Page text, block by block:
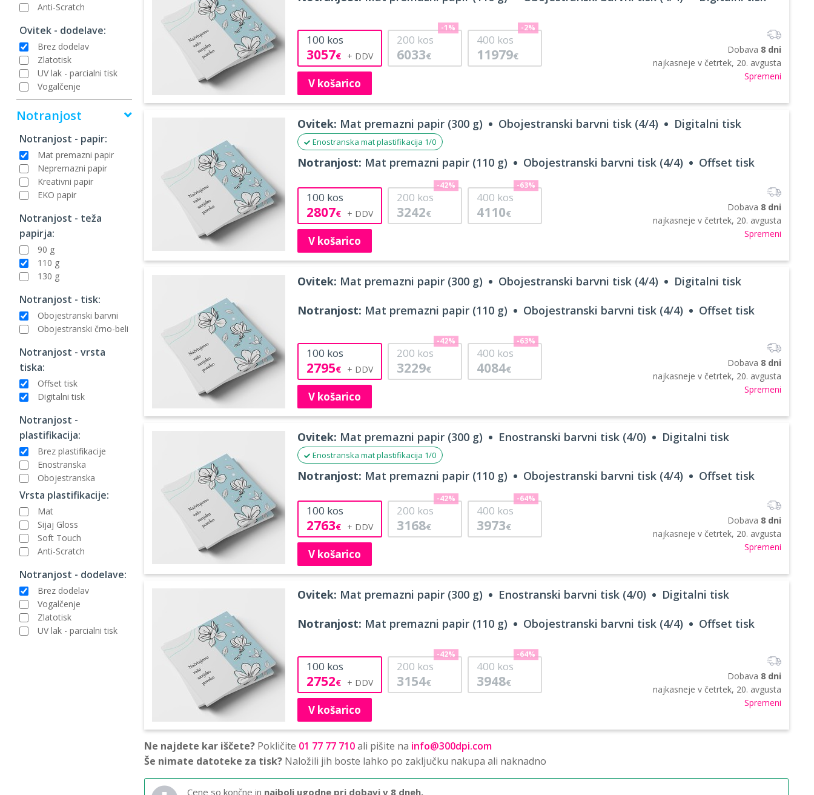
Anti-Scratch
Ovitek - dodelave:
Brez dodelav
Zlatotisk
UV lak - parcialni tisk
Vogalčenje
Notranjost
Notranjost - papir:
Mat premazni papir
Nepremazni papir
Kreativni papir
EKO papir
Notranjost - teža
papirja:
90 g
110 g
130 g
Notranjost - tisk:
Obojestranski barvni
Obojestranski črno-beli
Notranjost - vrsta
tiska:
Offset tisk
Digitalni tisk
Notranjost -
plastifikacija:
Brez plastifikacije
Enostranska
Obojestranska
Vrsta plastifikacije:
Mat
Sijaj Gloss
Soft Touch
Anti-Scratch
Notranjost - dodelave:
Brez dodelav
Vogalčenje
Zlatotisk
UV lak - parcialni tisk
100 kos
3057€
200 kos
6033€
-1%
400 kos
11979€
-2%
V košarico
Dobava 8 dni
najkasneje v četrtek, 20. avgusta
Spremeni
Ovitek: Mat premazni papir (300 g) Obojestranski barvni tisk (4/4) Digitalni tisk
Enostranska mat plastifikacija 1/0
Notranjost: Mat premazni papir (110 g) Obojestranski barvni tisk (4/4) Offset tisk
100 kos
2807€
200 kos
3242€
-42%
400 kos
4110€
-63%
V košarico
Dobava 8 dni
najkasneje v četrtek, 20. avgusta
Spremeni
Ovitek: Mat premazni papir (300 g) Obojestranski barvni tisk (4/4) Digitalni tisk
Notranjost: Mat premazni papir (110 g) Obojestranski barvni tisk (4/4) Offset tisk
100 kos
2795€
200 kos
3229€
-42%
400 kos
4084€
-63%
V košarico
Dobava 8 dni
najkasneje v četrtek, 20. avgusta
Spremeni
Ovitek: Mat premazni papir (300 g) Enostranski barvni tisk (4/0) Digitalni tisk
Enostranska mat plastifikacija 1/0
Notranjost: Mat premazni papir (110 g) Obojestranski barvni tisk (4/4) Offset tisk
100 kos
2763€
200 kos
3168€
-42%
400 kos
3973€
-64%
V košarico
Dobava 8 dni
najkasneje v četrtek, 20. avgusta
Spremeni
Ovitek: Mat premazni papir (300 g) Enostranski barvni tisk (4/0) Digitalni tisk
Notranjost: Mat premazni papir (110 g) Obojestranski barvni tisk (4/4) Offset tisk
100 kos
2752€
200 kos
3154€
-42%
400 kos
3948€
-64%
V košarico
Dobava 8 dni
najkasneje v četrtek, 20. avgusta
Spremeni
Ne najdete kar iščete? Pokličite 01 77 77 710ali pišite na info@300dpi.com
Še nimate datoteke za tisk? Naložili jih boste lahko po zaključku nakupa ali naknadno
Cene so končne in najbolj ugodne pri dobavi v 8 dneh.